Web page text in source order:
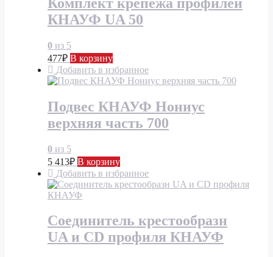
КНАУФ UA 50
0 из 5
477₽ В корзину
Добавить в избранное
Подвес КНАУФ Нониус
верхняя часть 700
0 из 5
5 413₽ В корзину
Добавить в избранное
Соединитель крестообразн
UA и CD профиля КНАУФ